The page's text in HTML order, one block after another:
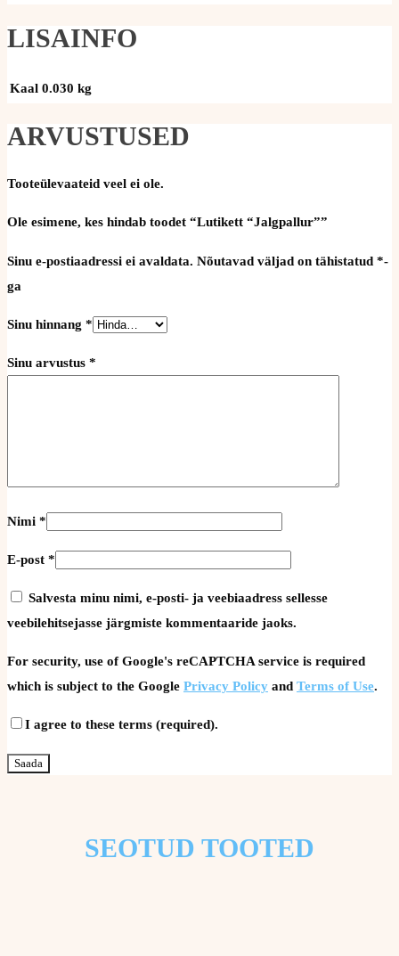
LISAINFO
Kaal 0.030 kg
ARVUSTUSED
Tooteülevaateid veel ei ole.
Ole esimene, kes hindab toodet “Lutikett “Jalgpallur””
Sinu e-postiaadressi ei avaldata. Nõutavad väljad on tähistatud *-
ga
Sinu hinnang *
Sinu arvustus *
Nimi *
E-post *
Salvesta minu nimi, e-posti- ja veebiaadress sellesse
veebilehitsejasse järgmiste kommentaaride jaoks.
For security, use of Google's reCAPTCHA service is required
which is subject to the Google Privacy Policy and Terms of Use.
I agree to these terms (required).
SEOTUD TOOTED